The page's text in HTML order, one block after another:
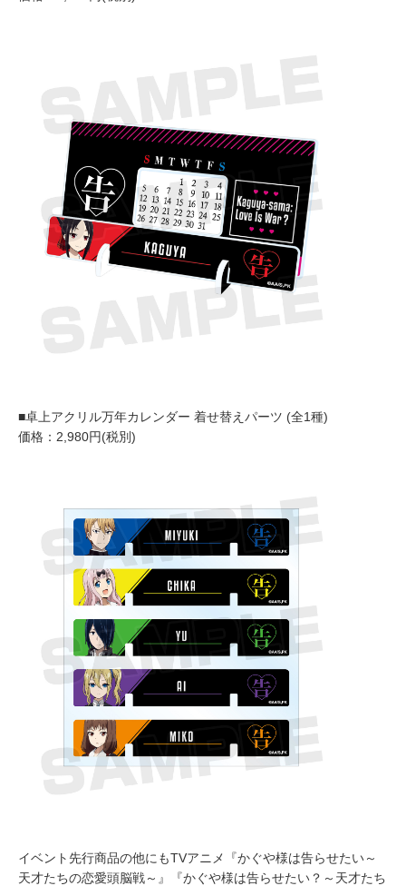
■卓上アクリル万年カレンダー 着せ替えパーツ (全1種)
価格：2,980円(税別)
イベント先行商品の他にもTVアニメ『かぐや様は告らせたい～
天才たちの恋愛頭脳戦～』『かぐや様は告らせたい？～天才たち